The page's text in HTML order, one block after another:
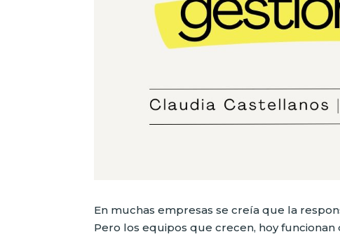
En muchas empresas se creía que la
Pero los equipos que crecen, hoy funcionan